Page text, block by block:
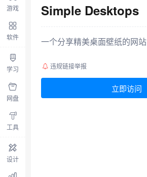
游戏
软件
学习
网盘
工具
设计
Simple Desktops
一个分享精美桌面壁纸的网站
违规链接举报
立即访问